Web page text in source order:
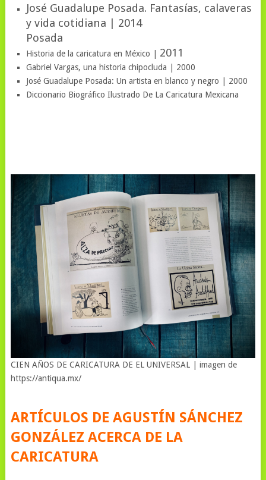
José Guadalupe Posada. Fantasías, calaveras
y vida cotidiana | 2014
Posada
Historia de la caricatura en México | 2011
Gabriel Vargas, una historia chipocluda | 2000
José Guadalupe Posada: Un artista en blanco y negro | 2000
Diccionario Biográfico Ilustrado De La Caricatura Mexicana
CIEN AÑOS DE CARICATURA DE EL UNIVERSAL | imagen de
https://antiqua.mx/
ARTÍCULOS DE AGUSTÍN SÁNCHEZ
GONZÁLEZ ACERCA DE LA
CARICATURA